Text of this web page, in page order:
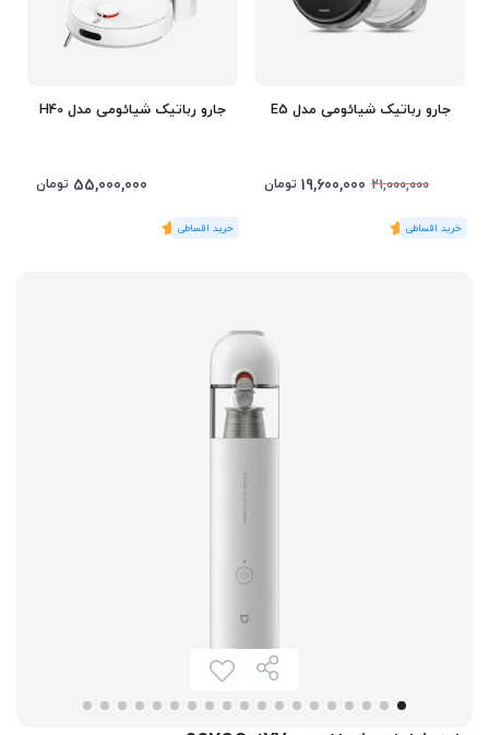
جارو رباتیک شیائومی مدل E5
21,000,000
19,600,000 تومان
(1رای)
5
جارو رباتیک شیائومی مدل H40
55,000,000 تومان
(1رای)
5